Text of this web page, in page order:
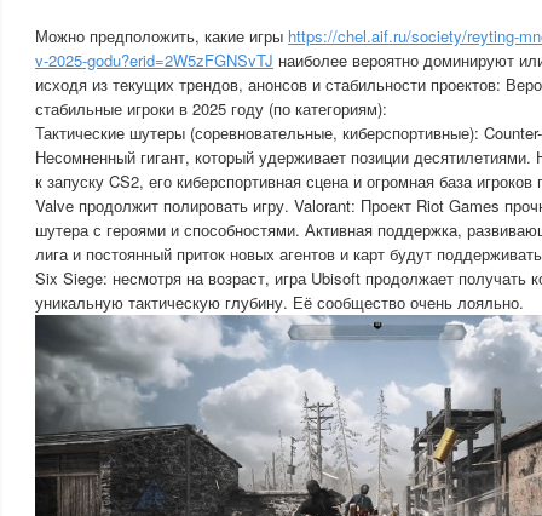
Можно предположить, какие игры https://chel.aif.ru/society/reyting-
v-2025-godu?erid=2W5zFGNSvTJ наиболее вероятно доминируют
исходя из текущих трендов, анонсов и стабильности проектов:
стабильные игроки в 2025 году (по категориям):
Тактические шутеры (соревновательные, киберспортивные):
Несомненный гигант, который удерживает позиции десятилетиями.
к запуску CS2, его киберспортивная сцена и огромная база
Valve продолжит полировать игру. Valorant: Проект Riot Games
шутера с героями и способностями. Активная поддержка,
лига и постоянный приток новых агентов и карт будут
Six Siege: несмотря на возраст, игра Ubisoft продолжает получать
уникальную тактическую глубину. Её сообщество очень лояльно.